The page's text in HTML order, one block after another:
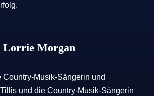
Lorrie Morgan
Country-Musik-Sängerin und
und die Country-Musik-Sängerin